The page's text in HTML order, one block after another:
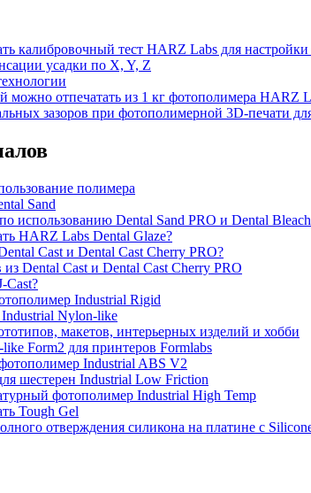
калибровочный тест HARZ Labs для настройки
усадки по X, Y, Z
можно отпечатать из 1 кг фотополимера HARZ
зазоров при фотополимерной 3D-печати
полимера
Sand
использованию Dental Sand PRO и Dental
HARZ Labs Dental Glaze?
Cast и Dental Cast Cherry PRO?
из Dental Cast и Dental Cast Cherry PRO
Cast?
Industrial Rigid
Nylon-like
макетов, интерьерных изделий и хобби
Form2 для принтеров Formlabs
Industrial ABS V2
шестерен Industrial Low Friction
фотополимер Industrial High Temp
Tough Gel
отверждения силикона на платине с